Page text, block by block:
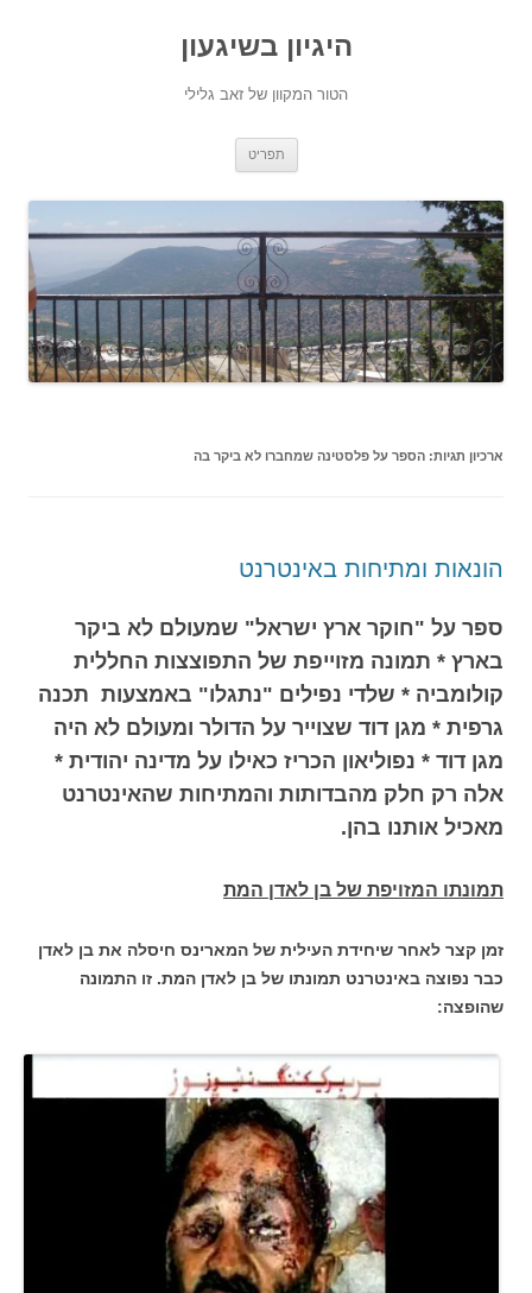
היגיון בשיגעון
הטור המקוון של זאב גלילי
תפריט
ארכיון תגיות: הספר על פלסטינה שמחברו לא ביקר בה
הונאות ומתיחות באינטרנט
ספר על "חוקר ארץ ישראל" שמעולם לא ביקר
בארץ * תמונה מזוייפת של התפוצצות החללית
קולומביה * שלדי נפילים "נתגלו" באמצעות תכנה
גרפית * מגן דוד שצוייר על הדולר ומעולם לא היה
מגן דוד * נפוליאון הכריז כאילו על מדינה יהודית *
אלה רק חלק מהבדותות והמתיחות שהאינטרנט
מאכיל אותנו בהן.
תמונתו המזויפת של בן לאדן המת
זמן קצר לאחר שיחידת העילית של המארינס חיסלה את בן לאדן
כבר נפוצה באינטרנט תמונתו של בן לאדן המת. זו התמונה
שהופצה: